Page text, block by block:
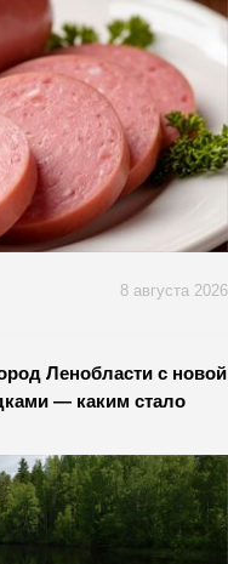
8 августа 2026
Ленобласти с новой
— каким стало